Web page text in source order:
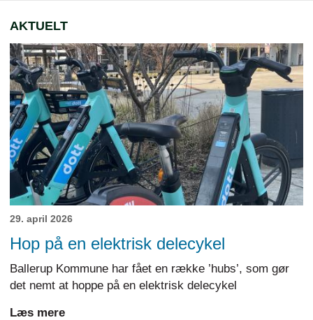
AKTUELT
29. april 2026
Hop på en elektrisk delecykel
Ballerup Kommune har fået en række ’hubs’, som gør
det nemt at hoppe på en elektrisk delecykel
Læs mere